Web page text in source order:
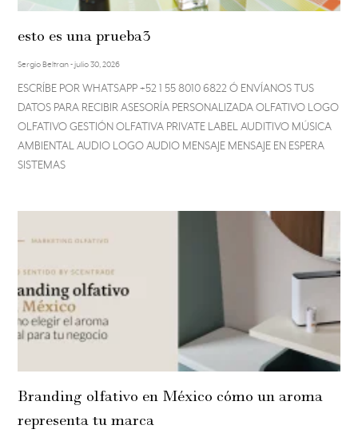
esto es una prueba3
Sergio Beltran julio 30, 2026
ESCRÍBE POR WHATSAPP +52 1 55 8010 6822 Ó ENVÍANOS TUS
DATOS PARA RECIBIR ASESORÍA PERSONALIZADA OLFATIVO LOGO
OLFATIVO GESTIÓN OLFATIVA PRIVATE LABEL AUDITIVO MÚSICA
AMBIENTAL AUDIO LOGO AUDIO MENSAJE MENSAJE EN ESPERA
SISTEMAS
Branding olfativo en México cómo un aroma
representa tu marca